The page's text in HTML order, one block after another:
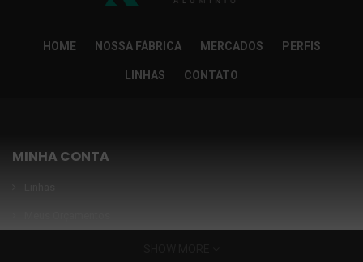
HOME NOSSA FÁBRICA MERCADOS PERFIS
LINHAS CONTATO
MINHA CONTA